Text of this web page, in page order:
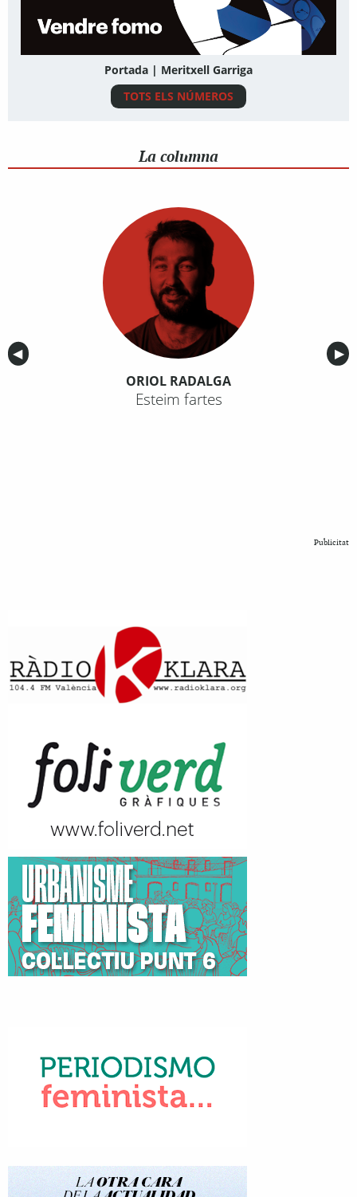
Portada | Meritxell Garriga
TOTS ELS NÚMEROS
La columna
Anterior
◀︎ ▶︎
ORIOL RADALGA
Esteim fartes
Publicitat